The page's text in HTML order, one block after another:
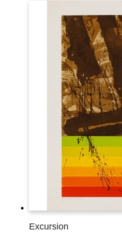
Excursion